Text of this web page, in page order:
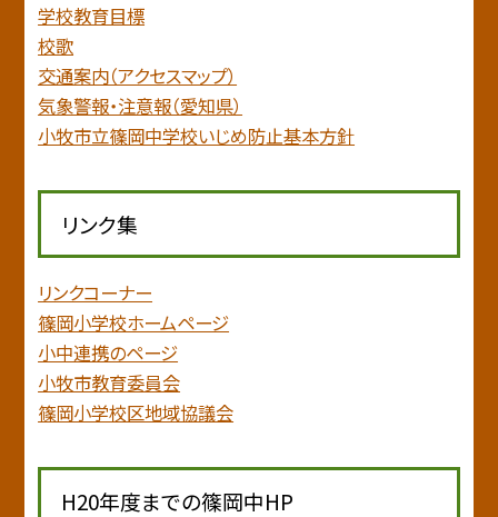
学校教育目標
校歌
交通案内（アクセスマップ）
気象警報・注意報（愛知県）
小牧市立篠岡中学校いじめ防止基本方針
リンク集
リンクコーナー
篠岡小学校ホームページ
小中連携のページ
小牧市教育委員会
篠岡小学校区地域協議会
H20年度までの篠岡中HP